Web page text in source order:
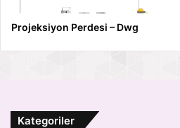
Projeksiyon Perdesi – Dwg
Kategoriler